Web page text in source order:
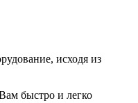
исходя из
быстро и легко